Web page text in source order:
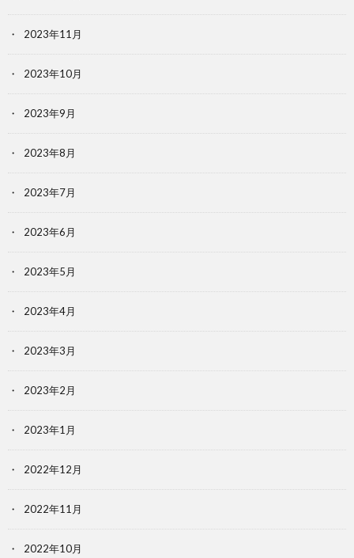
2023年11月
2023年10月
2023年9月
2023年8月
2023年7月
2023年6月
2023年5月
2023年4月
2023年3月
2023年2月
2023年1月
2022年12月
2022年11月
2022年10月